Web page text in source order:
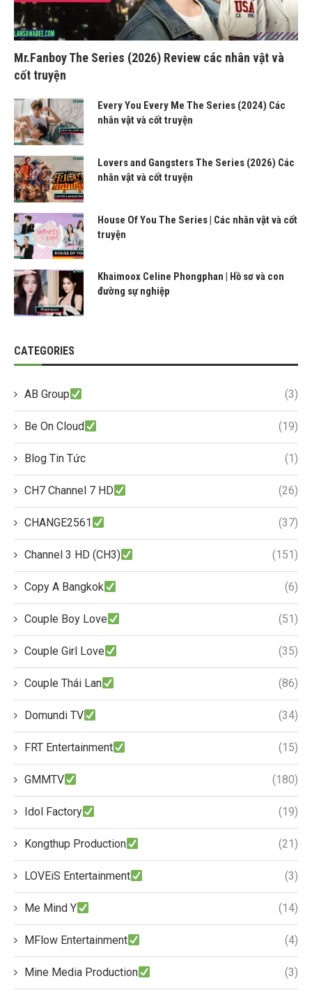
Mr.Fanboy The Series (2026) Review các nhân vật và
cốt truyện
Every You Every Me The Series (2024) Các
nhân vật và cốt truyện
Lovers and Gangsters The Series (2026) Các
nhân vật và cốt truyện
House Of You The Series | Các nhân vật và cốt
truyện
Khaimoox Celine Phongphan | Hồ sơ và con
đường sự nghiệp
CATEGORIES
AB Group (3)
Be On Cloud (19)
Blog Tin Tức (1)
CH7 Channel 7 HD (26)
CHANGE2561 (37)
Channel 3 HD (CH3) (151)
Copy A Bangkok (6)
Couple Boy Love (51)
Couple Girl Love (35)
Couple Thái Lan (86)
Domundi TV (34)
FRT Entertainment (15)
GMMTV (180)
Idol Factory (19)
Kongthup Production (21)
LOVEiS Entertainment (3)
Me Mind Y (14)
MFlow Entertainment (4)
Mine Media Production (3)